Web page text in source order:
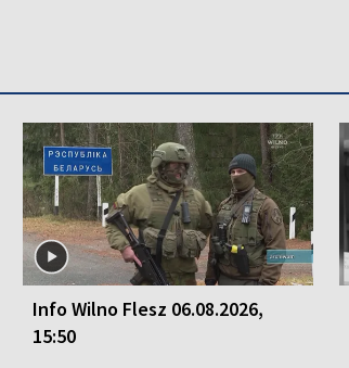
Info Wilno Flesz 06.08.2026,
15:50